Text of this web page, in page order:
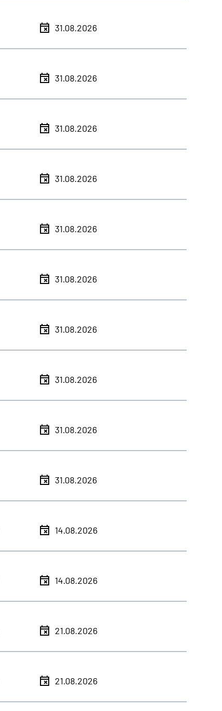
31.08.2026
31.08.2026
31.08.2026
31.08.2026
31.08.2026
31.08.2026
31.08.2026
31.08.2026
31.08.2026
31.08.2026
14.08.2026
14.08.2026
21.08.2026
21.08.2026